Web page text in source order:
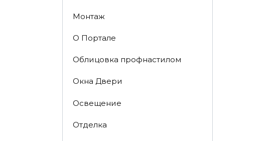
Монтаж
О Портале
Облицовка профнастилом
Окна Двери
Освещение
Отделка